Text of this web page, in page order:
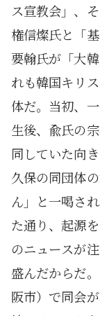
ス宣教会」、
権信燦氏と「
要翰氏が「大
れも韓国キリ
体だ。当初、
生後、兪氏の
同していた向
久保の同団体
ん」と一喝さ
た通り、起源
のニュースが
盛んだからだ
阪市）で同会